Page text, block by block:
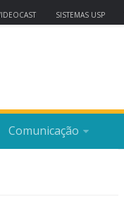
SISTEMAS USP
Comunicação